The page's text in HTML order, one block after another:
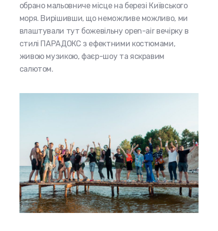
обрано мальовниче місце на березі Київського
моря. Вирішивши, що неможливе можливо, ми
влаштували тут божевільну open-air вечірку в
стилі ПАРАДОКС з ефектними костюмами,
живою музикою, фаєр-шоу та яскравим
салютом.